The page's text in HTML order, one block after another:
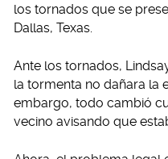
los tornados que se
Dallas, Texas.
Ante los tornados,
la tormenta no dañara la
embargo, todo cambió
vecino avisando que